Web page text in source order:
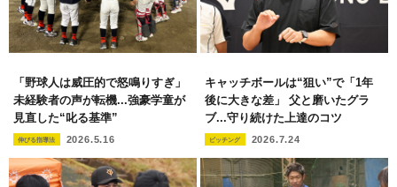
「野球人は威圧的で怒鳴りすぎ」
未経験者の声が転機...強豪学童が
見直した“叱る基準”
伸びる指導法 2026.5.16
キャッチボールは“狙い”で「1年
後に大きな差」 父と磨いたグラ
ブ...守り続けた上達のコツ
ピッチング 2026.7.24